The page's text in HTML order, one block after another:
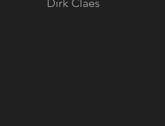
Dirk Claes